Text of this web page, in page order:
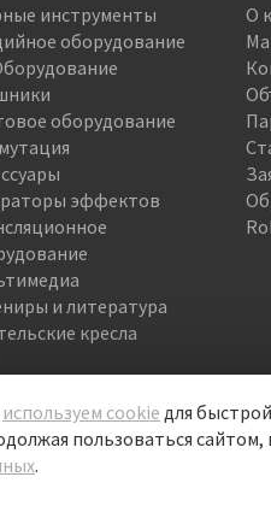
инструменты
оборудование
оборудование
эффектов
и литература
кресла
О
используем cookie для
пользоваться
.